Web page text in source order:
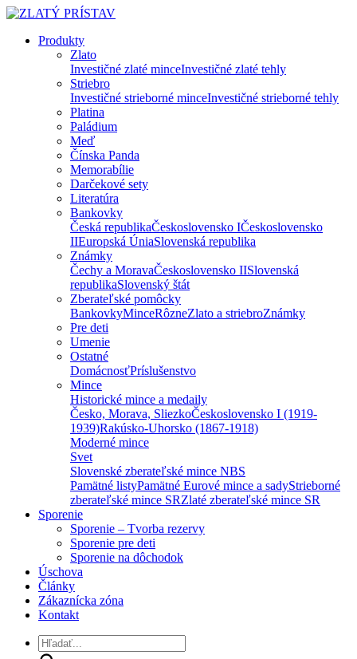
Produkty
Zlato
Investičné zlaté minceInvestičné zlaté tehly
Striebro
Investičné strieborné minceInvestičné strieborné tehly
Platina
Paládium
Meď
Čínska Panda
Memorabílie
Darčekové sety
Literatúra
Bankovky
Česká republikaČeskoslovensko IČeskoslovensko
IIEuropská ÚniaSlovenská republika
Známky
Čechy a MoravaČeskoslovensko IISlovenská
republikaSlovenský štát
Zberateľské pomôcky
BankovkyMinceRôzneZlato a striebroZnámky
Pre deti
Umenie
Ostatné
DomácnosťPríslušenstvo
Mince
Historické mince a medaily
Česko, Morava, SliezkoČeskoslovensko I (1919-
1939)Rakúsko-Uhorsko (1867-1918)
Moderné mince
Svet
Slovenské zberateľské mince NBS
Pamätné listyPamätné Eurové mince a sadyStrieborné
zberateľské mince SRZlaté zberateľské mince SR
Sporenie
Sporenie – Tvorba rezervy
Sporenie pre deti
Sporenie na dôchodok
Úschova
Články
Zákaznícka zóna
Kontakt